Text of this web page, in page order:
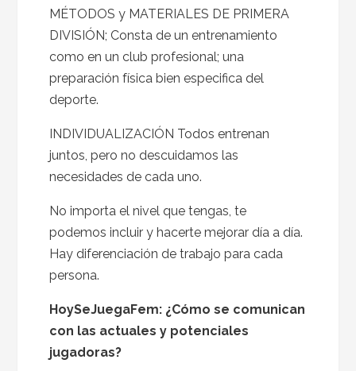
MÉTODOS y MATERIALES DE PRIMERA
DIVISIÓN; Consta de un entrenamiento
como en un club profesional; una
preparación física bien especifica del
deporte.
INDIVIDUALIZACIÓN Todos entrenan
juntos, pero no descuidamos las
necesidades de cada uno.
No importa el nivel que tengas, te
podemos incluir y hacerte mejorar día a día.
Hay diferenciación de trabajo para cada
persona.
HoySeJuegaFem: ¿Cómo se comunican
con las actuales y potenciales
jugadoras?